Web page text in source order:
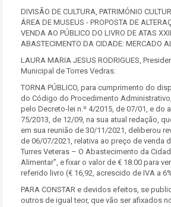
DIVISÃO DE CULTURA, PATRIMÓNIO
ÁREA DE MUSEUS - PROPOSTA DE
VENDA AO PÚBLICO DO LIVRO DE ATAS
ABASTECIMENTO DA CIDADE: MERCADO
LAURA MARIA JESUS RODRIGUES,
Municipal de Torres Vedras:
TORNA PÚBLICO, para cumprimento do
do Código do Procedimento
pelo Decreto-lei n.º 4/2015, de 07/01, e do
75/2013, de 12/09, na sua atual redação,
em sua reunião de 30/11/2021, deliberou
de 06/07/2021, relativa ao preço de venda
Turres Veteras – O Abastecimento da
Alimentar”, e fixar o valor de € 18.00 para
referido livro (€ 16,92, acrescido de IVA a
PARA CONSTAR e devidos efeitos, se
outros de igual teor, que vão ser afixados